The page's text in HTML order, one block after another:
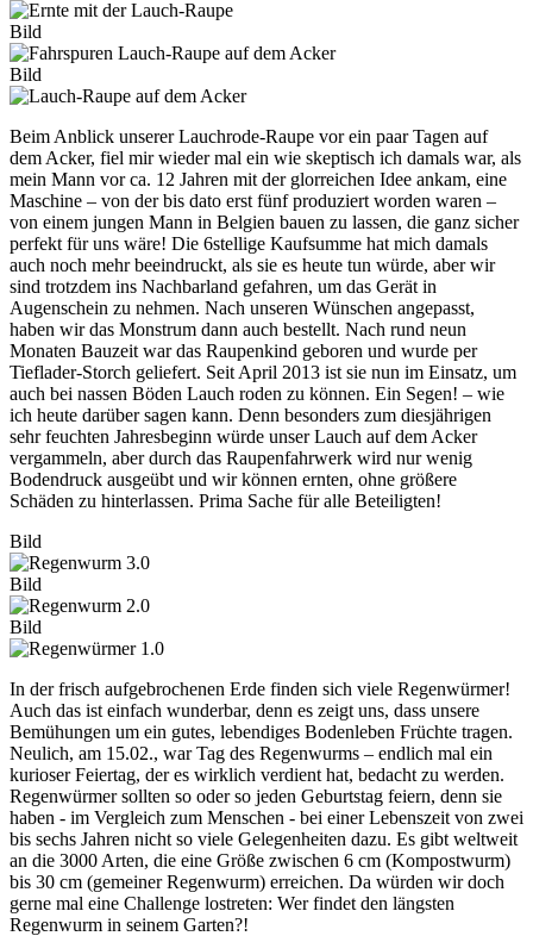
Bild
Bild
Beim Anblick unserer Lauchrode-Raupe vor ein paar Tagen auf
dem Acker, fiel mir wieder mal ein wie skeptisch ich damals war, als
mein Mann vor ca. 12 Jahren mit der glorreichen Idee ankam, eine
Maschine – von der bis dato erst fünf produziert worden waren –
von einem jungen Mann in Belgien bauen zu lassen, die ganz sicher
perfekt für uns wäre! Die 6stellige Kaufsumme hat mich damals
auch noch mehr beeindruckt, als sie es heute tun würde, aber wir
sind trotzdem ins Nachbarland gefahren, um das Gerät in
Augenschein zu nehmen. Nach unseren Wünschen angepasst,
haben wir das Monstrum dann auch bestellt. Nach rund neun
Monaten Bauzeit war das Raupenkind geboren und wurde per
Tieflader-Storch geliefert. Seit April 2013 ist sie nun im Einsatz, um
auch bei nassen Böden Lauch roden zu können. Ein Segen! – wie
ich heute darüber sagen kann. Denn besonders zum diesjährigen
sehr feuchten Jahresbeginn würde unser Lauch auf dem Acker
vergammeln, aber durch das Raupenfahrwerk wird nur wenig
Bodendruck ausgeübt und wir können ernten, ohne größere
Schäden zu hinterlassen. Prima Sache für alle Beteiligten!
Bild
Bild
Bild
In der frisch aufgebrochenen Erde finden sich viele Regenwürmer!
Auch das ist einfach wunderbar, denn es zeigt uns, dass unsere
Bemühungen um ein gutes, lebendiges Bodenleben Früchte tragen.
Neulich, am 15.02., war Tag des Regenwurms – endlich mal ein
kurioser Feiertag, der es wirklich verdient hat, bedacht zu werden.
Regenwürmer sollten so oder so jeden Geburtstag feiern, denn sie
haben - im Vergleich zum Menschen - bei einer Lebenszeit von zwei
bis sechs Jahren nicht so viele Gelegenheiten dazu. Es gibt weltweit
an die 3000 Arten, die eine Größe zwischen 6 cm (Kompostwurm)
bis 30 cm (gemeiner Regenwurm) erreichen. Da würden wir doch
gerne mal eine Challenge lostreten: Wer findet den längsten
Regenwurm in seinem Garten?!